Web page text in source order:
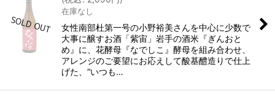
在庫なし
女性南部杜第一号の小野裕美さんを中心に少数で
大事に醸すお酒「紫宙」岩手の酒米『ぎんおと
め』に、花酵母『なでしこ』酵母を組み合わせ、
アレンジのご要望にお応えして酸基醴造りで仕上
げた、“いつも…